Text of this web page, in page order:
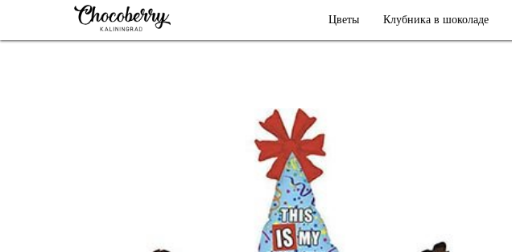
Цветы Клубника в шоколаде